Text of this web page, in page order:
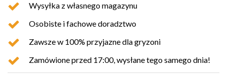
Wysyłka z własnego magazynu
Osobiste i fachowe doradztwo
Zawsze w 100% przyjazne dla gryzoni
Zamówione przed 17:00, wysłane tego samego dnia!